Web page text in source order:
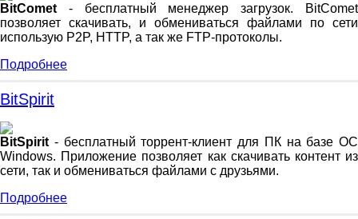
BitComet - бесплатный менеджер загрузок. BitComet
позволяет скачивать, и обмениваться файлами по сети
использую P2P, HTTP, а так же FTP-протоколы.
Подробнее
BitSpirit
BitSpirit - бесплатный торрент-клиент для ПК на базе ОС
Windows. Приложение позволяет как скачивать контент из
сети, так и обмениваться файлами с друзьями.
Подробнее